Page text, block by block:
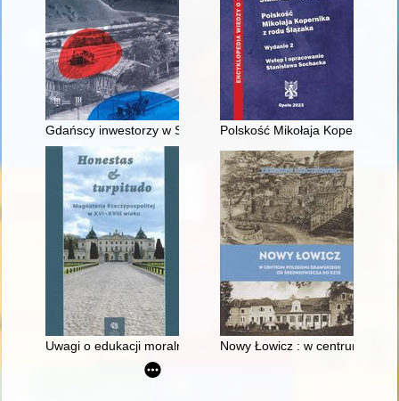
Gdańscy inwestorzy w Sopocie : prestiż finansowy i
Polskość Mikołaja Kopernika z
Uwagi o edukacji moralnej synów szlacheckich w XVI-
Nowy Łowicz : w centrum